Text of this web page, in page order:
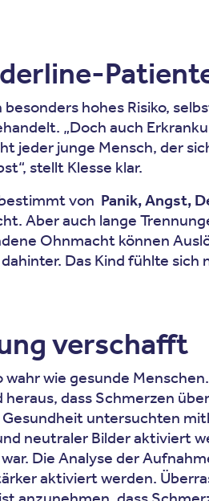
hohes Risiko,
„Doch auch
jeder junge Mensch, der
stellt Klesse klar.
von Panik, Angst,
Aber auch lange
Ohnmacht können
dahinter. Das Kind fühlte
verschafft
wie gesunde
dass Schmerzen
untersuchten
neutraler Bilder aktiviert
Die Analyse der
aktiviert werden.